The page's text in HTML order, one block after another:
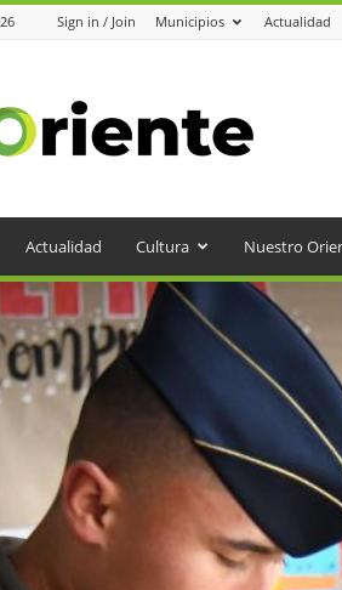
Sign in / Join Municipios Actualidad
el
Oriente
Actualidad Cultura Nuestro